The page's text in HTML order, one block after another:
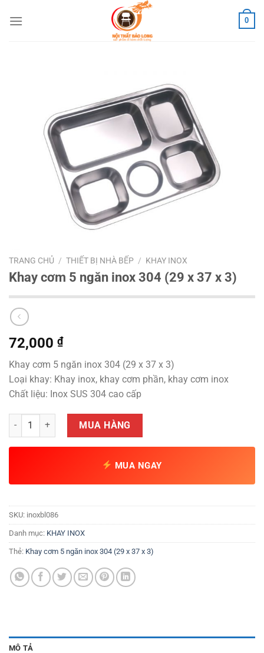
0
TRANG CHỦ / THIẾT BỊ NHÀ BẾP / KHAY INOX
Khay cơm 5 ngăn inox 304 (29 x 37 x 3)
72,000 ₫
Khay cơm 5 ngăn inox 304 (29 x 37 x 3)
Loại khay: Khay inox, khay cơm phần, khay cơm inox
Chất liệu: Inox SUS 304 cao cấp
Khay cơm 5 ngăn inox 304 (29 x 37 x 3) số lượng
MUA HÀNG
MUA NGAY
SKU: inoxbl086
Danh mục: KHAY INOX
Thẻ: Khay cơm 5 ngăn inox 304 (29 x 37 x 3)
MÔ TẢ